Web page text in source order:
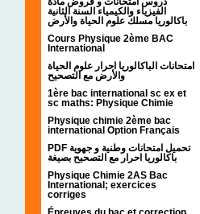
الفيزياء والكيمياء السنة الثانية
باكالوريا مسلك علوم الحياة والأرض
Cours Physique 2ème BAC
International
امتحانات الباكالوريا احرار علوم الحياة
والأرض مع التصحيح
1ère bac international sc ex et
sc maths: Physique Chimie
Physique chimie 2ème bac
international Option Français
PDF تحميل امتحانات وطنية و جهوية
باكالوريا احرار مع التصحيح بصيغة
Physique Chimie 2AS Bac
International; exercices
corriges